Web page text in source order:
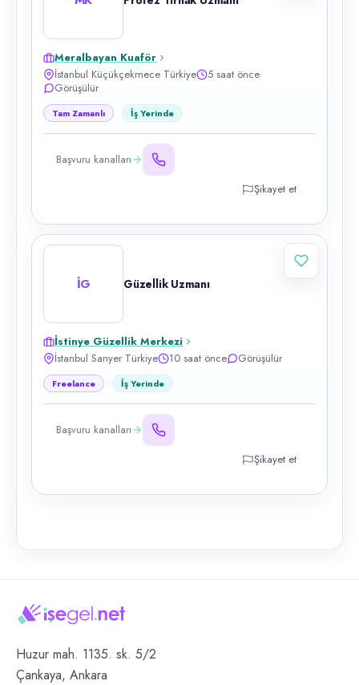
Meralbayan Kuaför
İstanbul Küçükçekmece Türkiye
5 saat önce
Görüşülür
Tam Zamanlı İş Yerinde
Başvuru kanalları
Şikayet et
İG Güzellik Uzmanı
İstinye Güzellik Merkezi
İstanbul Sarıyer Türkiye
10 saat önce Görüşülür
Freelance İş Yerinde
Başvuru kanalları
Şikayet et
Huzur mah. 1135. sk. 5/2
Çankaya, Ankara